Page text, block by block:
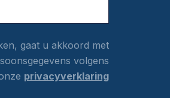
gaat u akkoord met
volgens
privacyverklaring